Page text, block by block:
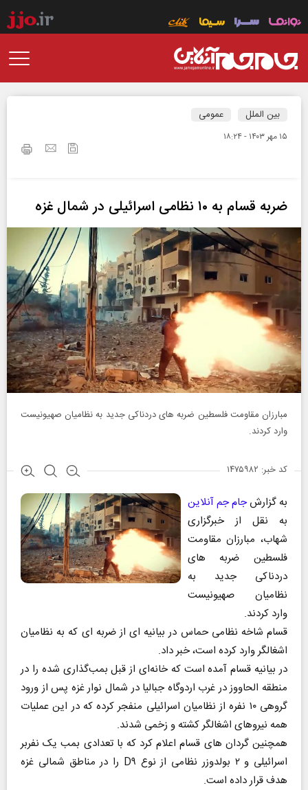
بین الملل عمومی
۱۵ مهر ۱۴۰۳ - ۱۸:۲۴
ضربه قسام به ۱۰ نظامی اسرائیلی در شمال غزه
مبارزان مقاومت فلسطین ضربه های دردناکی جدید به نظامیان صهیونیست
وارد کردند.
کد خبر: ۱۴۷۵۹۸۲
به گزارشجام جم آنلاین
به نقل از خبرگزاری
شهاب، مبارزان مقاومت
فلسطین ضربه های
دردناکی جدید به
نظامیان صهیونیست
وارد کردند.
قسام شاخه نظامی حماس در بیانیه ای از ضربه ای که به نظامیان
اشغالگر وارد کرده است، خبر داد.
در بیانیه قسام آمده است که خانه‌ای از قبل بمب‌گذاری شده را در
منطقه الحاووز در غرب اردوگاه جبالیا در شمال نوار غزه پس از ورود
گروهی ۱۰ نفره از نظامیان اسرائیلی منفجر کرده که در این عملیات
همه نیروهای اشغالگر کشته و زخمی شدند.
همچنین گردان‌ های قسام اعلام کرد که با تعدادی بمب یک نفربر
اسرائیلی و ۲ بولدوزر نظامی از نوع D۹ را در مناطق شمالی غزه
هدف قرار داده است.